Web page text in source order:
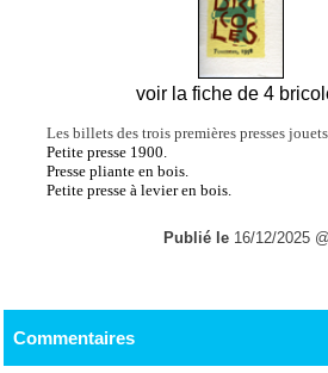
voir la fiche de 4
Les billets des trois premières presses
Petite presse 1900.
Presse pliante en bois.
Petite presse à levier en bois.
Publié le 16/12/2025
Commentaires